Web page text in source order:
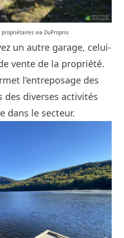
via DuProprio
un autre garage, celui-
vente de la propriété.
l’entreposage des
diverses activités
dans le secteur.